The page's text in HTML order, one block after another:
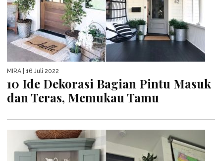
MIRA | 16 Juli 2022
10 Ide Dekorasi Bagian Pintu Masuk
dan Teras, Memukau Tamu